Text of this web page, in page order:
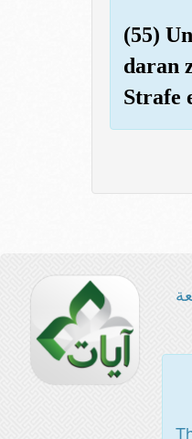
(55)
daran
Strafe